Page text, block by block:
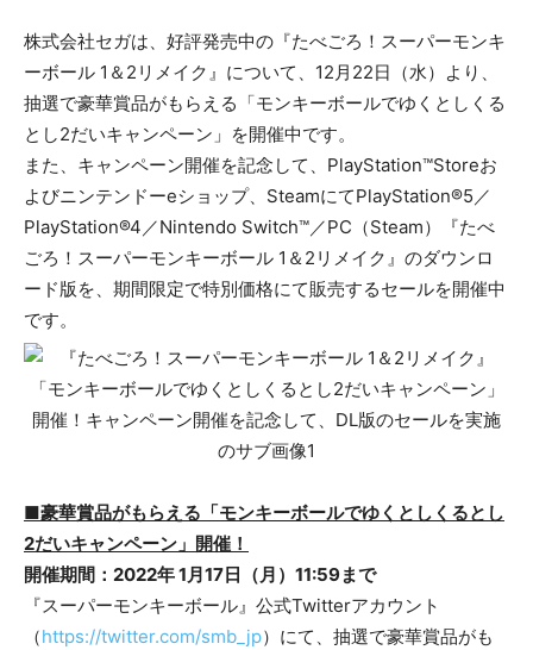
株式会社セガは、好評発売中の『たべごろ！スーパーモンキ
ーボール 1＆2リメイク』について、12月22日（水）より、
抽選で豪華賞品がもらえる「モンキーボールでゆくとしくる
とし2だいキャンペーン」を開催中です。
また、キャンペーン開催を記念して、PlayStation™Storeお
よびニンテンドーeショップ、SteamにてPlayStation®5／
PlayStation®4／Nintendo Switch™／PC（Steam）『たべ
ごろ！スーパーモンキーボール 1＆2リメイク』のダウンロ
ード版を、期間限定で特別価格にて販売するセールを開催中
です。
■豪華賞品がもらえる「モンキーボールでゆくとしくるとし
2だいキャンペーン」開催！
開催期間：2022年 1月17日（月）11:59まで
『スーパーモンキーボール』公式Twitterアカウント
（https://twitter.com/smb_jp）にて、抽選で豪華賞品がも